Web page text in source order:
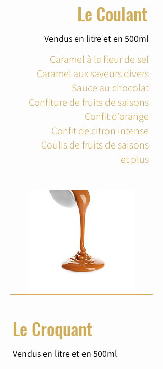
Le Coulant
Vendus en litre et en 500ml
Caramel à la fleur de sel
Caramel aux saveurs divers
Sauce au chocolat
Confiture de fruits de saisons
Confit d'orange
Confit de citron intense
Coulis de fruits de saisons
et plus
Le Croquant
Vendus en litre et en 500ml